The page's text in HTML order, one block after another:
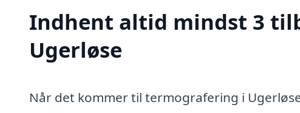
Indhent altid mindst 3
Ugerløse
Når det kommer til termografering i